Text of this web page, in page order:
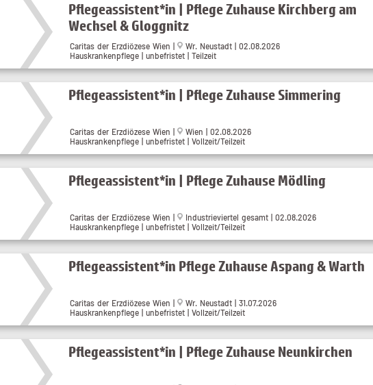
Pflegeassistent*in | Pflege Zuhause Kirchberg am
Wechsel & Gloggnitz
Caritas der Erzdiözese Wien |
Wr. Neustadt | 02.08.2026
Hauskrankenpflege | unbefristet | Teilzeit
Pflegeassistent*in | Pflege Zuhause Simmering
Caritas der Erzdiözese Wien |
Wien | 02.08.2026
Hauskrankenpflege | unbefristet | Vollzeit/Teilzeit
Pflegeassistent*in | Pflege Zuhause Mödling
Caritas der Erzdiözese Wien |
Industrieviertel gesamt | 02.08.2026
Hauskrankenpflege | unbefristet | Vollzeit/Teilzeit
Pflegeassistent*in Pflege Zuhause Aspang & Warth
Caritas der Erzdiözese Wien |
Wr. Neustadt | 31.07.2026
Hauskrankenpflege | unbefristet | Vollzeit/Teilzeit
Pflegeassistent*in | Pflege Zuhause Neunkirchen